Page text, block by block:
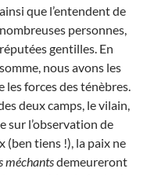
ainsi que l’entendent de
nombreuses personnes,
réputées gentilles. En
somme, nous avons les
forces des ténèbres.
deux camps, le vilain,
sur l’observation de
tiens !), la paix ne
méchantsdemeureront